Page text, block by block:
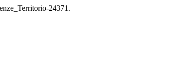
24371.